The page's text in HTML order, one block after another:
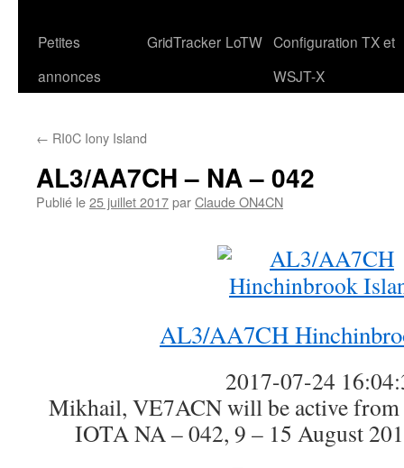
Petites
annonces
GridTracker LoTW Configuration TX et
WSJT-X
← RI0C Iony Island
AL3/AA7CH – NA – 042
Publié le25 juillet 2017parClaude ON4CN
AL3/AA7CH
2017-07-24
Mikhail, VE7ACN will be active
IOTA NA – 042, 9 – 15 August